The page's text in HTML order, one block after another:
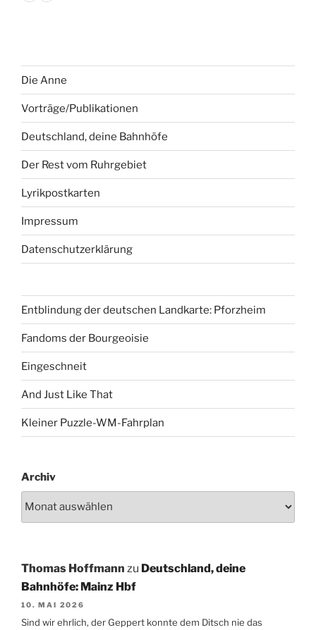
Die Anne
Vorträge/Publikationen
Deutschland, deine Bahnhöfe
Der Rest vom Ruhrgebiet
Lyrikpostkarten
Impressum
Datenschutzerklärung
Entblindung der deutschen Landkarte: Pforzheim
Fandoms der Bourgeoisie
Eingeschneit
And Just Like That
Kleiner Puzzle-WM-Fahrplan
Archiv
Thomas Hoffmann zu Deutschland, deine
Bahnhöfe: Mainz Hbf
10. MAI 2026
Sind wir ehrlich, der Geppert konnte dem Ditsch nie das